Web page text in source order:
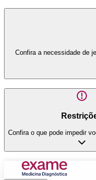
Confira a necessidade de
Confira o que pode impedir